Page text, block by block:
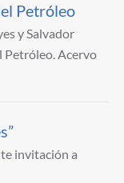
Petróleo
y Salvador
Petróleo. Acervo
invitación a